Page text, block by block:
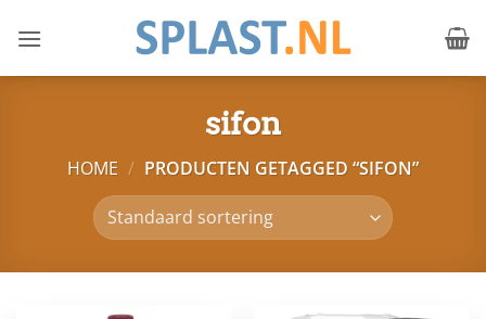
naar
sifon
HOME / PRODUCTEN GETAGGED “SIFON”